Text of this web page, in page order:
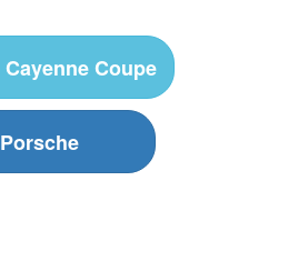
Coupe
Porsche